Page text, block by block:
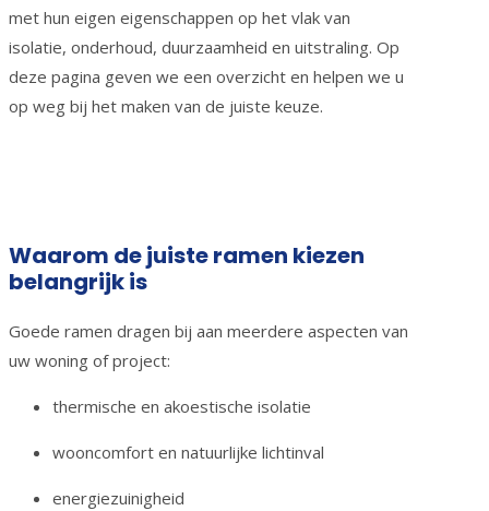
met hun eigen eigenschappen op het vlak van
isolatie, onderhoud, duurzaamheid en uitstraling. Op
deze pagina geven we een overzicht en helpen we u
op weg bij het maken van de juiste keuze.
Waarom de juiste ramen kiezen
belangrijk is
Goede ramen dragen bij aan meerdere aspecten van
uw woning of project:
thermische en akoestische isolatie
wooncomfort en natuurlijke lichtinval
energiezuinigheid